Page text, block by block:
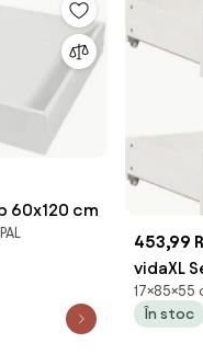
60x120 cm
453,99
vidaXL
cm, alb,
În stoc